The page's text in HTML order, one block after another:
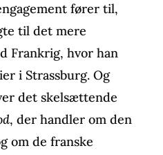
fører til,
til det mere
Frankrig, hvor han
i Strassburg. Og
det skelsættende
, der handler om den
om de franske